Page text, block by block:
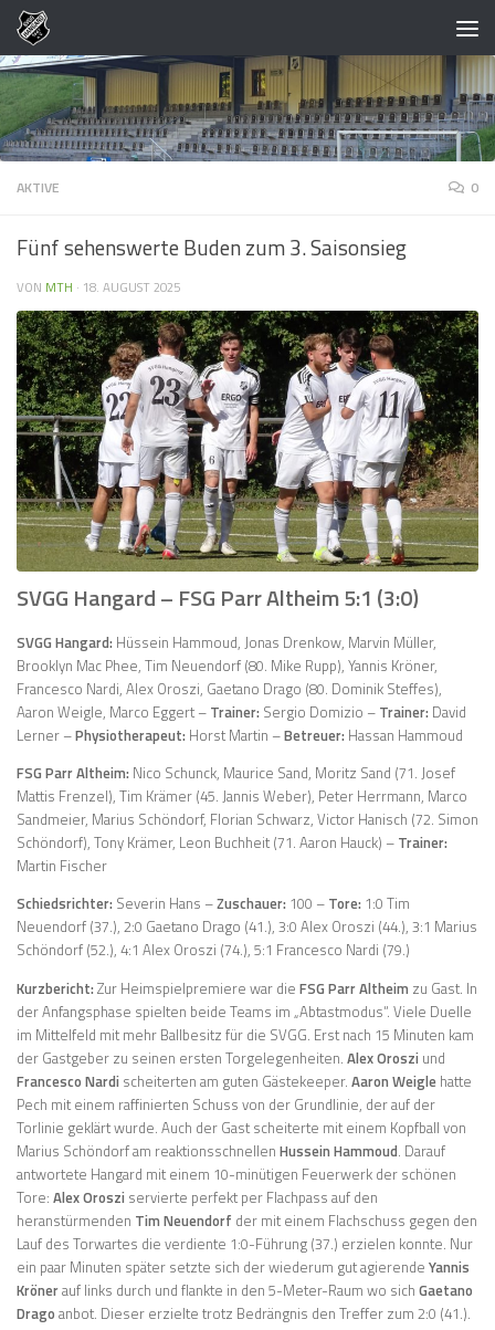
Zum Inhalt springen
AKTIVE 0
Fünf sehenswerte Buden zum 3. Saisonsieg
VON MTH · 18. AUGUST 2025
SVGG Hangard – FSG Parr Altheim 5:1 (3:0)
SVGG Hangard: Hüssein Hammoud, Jonas Drenkow, Marvin Müller,
Brooklyn Mac Phee, Tim Neuendorf (80. Mike Rupp), Yannis Kröner,
Francesco Nardi, Alex Oroszi, Gaetano Drago (80. Dominik Steffes),
Aaron Weigle, Marco Eggert – Trainer: Sergio Domizio – Trainer: David
Lerner –Physiotherapeut: Horst Martin –Betreuer: Hassan Hammoud
FSG Parr Altheim: Nico Schunck, Maurice Sand, Moritz Sand (71. Josef
Mattis Frenzel), Tim Krämer (45. Jannis Weber), Peter Herrmann, Marco
Sandmeier, Marius Schöndorf, Florian Schwarz, Victor Hanisch (72. Simon
Schöndorf), Tony Krämer, Leon Buchheit (71. Aaron Hauck) – Trainer:
Martin Fischer
Schiedsrichter: Severin Hans –Zuschauer: 100 – Tore: 1:0 Tim
Neuendorf (37.), 2:0 Gaetano Drago (41.), 3:0 Alex Oroszi (44.), 3:1 Marius
Schöndorf (52.), 4:1 Alex Oroszi (74.), 5:1 Francesco Nardi (79.)
Kurzbericht: Zur Heimspielpremiere war die FSG Parr Altheim zu Gast. In
der Anfangsphase spielten beide Teams im „Abtastmodus“. Viele Duelle
im Mittelfeld mit mehr Ballbesitz für die SVGG. Erst nach 15 Minuten kam
der Gastgeber zu seinen ersten Torgelegenheiten. Alex Oroszi und
Francesco Nardi scheiterten am guten Gästekeeper. Aaron Weigle hatte
Pech mit einem raffinierten Schuss von der Grundlinie, der auf der
Torlinie geklärt wurde. Auch der Gast scheiterte mit einem Kopfball von
Marius Schöndorf am reaktionsschnellen Hussein Hammoud. Darauf
antwortete Hangard mit einem 10-minütigen Feuerwerk der schönen
Tore: Alex Oroszi servierte perfekt per Flachpass auf den
heranstürmenden Tim Neuendorf der mit einem Flachschuss gegen den
Lauf des Torwartes die verdiente 1:0-Führung (37.) erzielen konnte. Nur
ein paar Minuten später setzte sich der wiederum gut agierende Yannis
Krönerauf links durch und flankte in den 5-Meter-Raum wo sich Gaetano
Drago anbot. Dieser erzielte trotz Bedrängnis den Treffer zum 2:0 (41.).